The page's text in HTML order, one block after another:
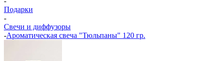
Подарки
-
Свечи и диффузоры
-Ароматическая свеча "Тюльпаны" 120 гр.